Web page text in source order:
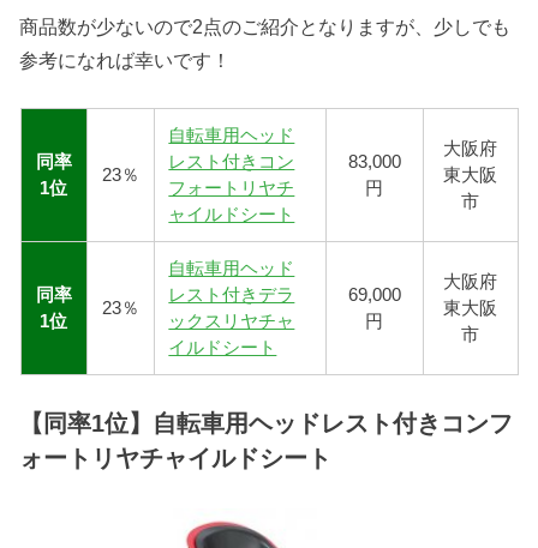
商品数が少ないので2点のご紹介となりますが、少しでも
参考になれば幸いです！
同率
1位
23％
自転車用ヘッド
レスト付きコン
フォートリヤチ
ャイルドシート
83,000
円
大阪府
東大阪
市
同率
1位
23％
自転車用ヘッド
レスト付きデラ
ックスリヤチャ
イルドシート
69,000
円
大阪府
東大阪
市
【同率1位】自転車用ヘッドレスト付きコンフ
ォートリヤチャイルドシート